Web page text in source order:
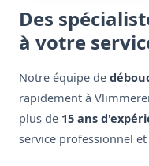
Des
à votre
Notre équipe de
rapidement à
plus de 15 ans
service professionnel